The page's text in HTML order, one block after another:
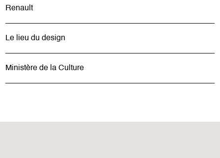
Renault
Le lieu du design
Ministère de la Culture